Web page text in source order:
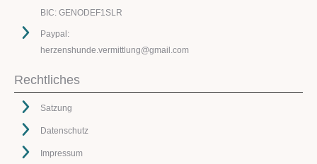
BIC: GENODEF1SLR
Paypal:
herzenshunde.vermittlung@gmail.com
Rechtliches
Satzung
Datenschutz
Impressum